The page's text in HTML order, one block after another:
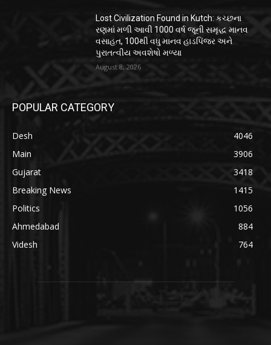
Lost Civilization Found in Kutch: કચ્છના
રણમાં મળી આવી 1000 વર્ષ જૂની સમૃદ્ધ માનવ
વસાહત, 100થી વધુ માનવ હાડપિંજર અને
પુરાતત્વીય અવશેષો મળ્યા
August 8, 2026
POPULAR CATEGORY
Desh
4046
Main
3906
Gujarat
3418
Breaking News
1415
Politics
1056
Ahmedabad
884
Videsh
764